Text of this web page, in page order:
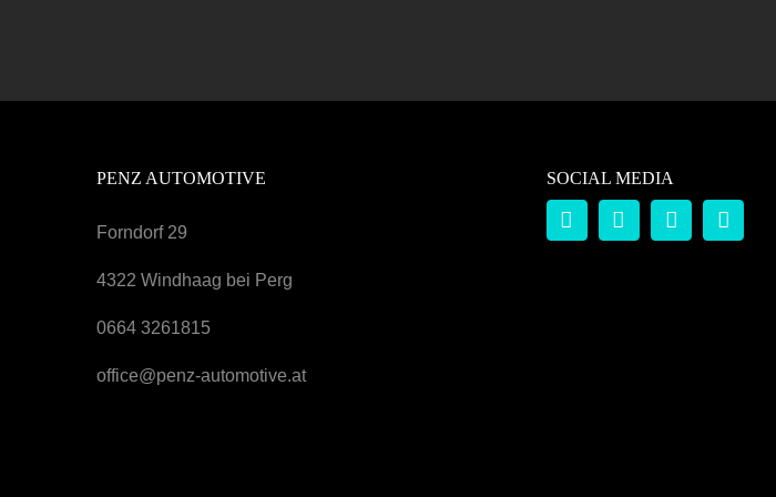
PENZ AUTOMOTIVE
Forndorf 29
4322 Windhaag bei Perg
0664 3261815
office@penz-automotive.at
SOCIAL MEDIA